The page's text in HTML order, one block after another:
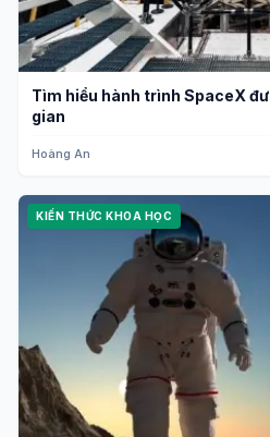
Tìm hiểu hành trình SpaceX
gian
Hoàng An
KIẾN THỨC KHOA HỌC